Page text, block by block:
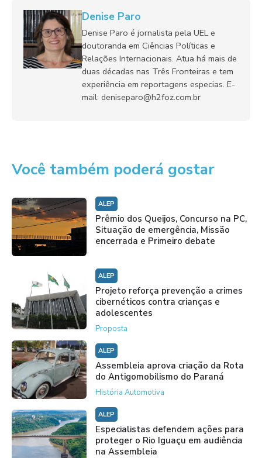
Denise Paro
Denise Paro é jornalista pela UEL e
doutoranda em Ciências Políticas e
Relações Internacionais. Atua há mais de
duas décadas nas Três Fronteiras e tem
experiência em reportagens especias. E-
mail: deniseparo@h2foz.com.br
Você também poderá gostar
ALEP
Prêmio dos Queijos, Concurso na PC,
Situação de emergência, Missão
encerrada e Primeiro debate
ALEP
Projeto reforça prevenção a crimes
cibernéticos contra crianças e
adolescentes
Proposta
ALEP
Assembleia aprova criação da Rota
do Antigomobilismo do Paraná
História Automotiva
ALEP
Especialistas defendem ações para
proteger o Rio Iguaçu em audiência
na Assembleia